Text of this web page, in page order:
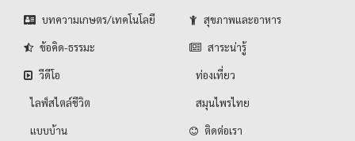
บทความเกษตร/เทคโนโลยี สุขภาพและอาหาร
ข้อคิด-ธรรมะ สาระน่ารู้
วีดีโอ ท่องเที่ยว
ไลฟ์สไตล์ชีวิต สมุนไพรไทย
แบบบ้าน ติดต่อเรา